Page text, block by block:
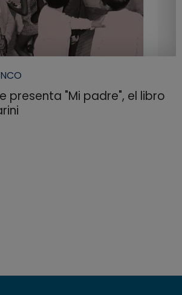
presenta "Mi padre", el libro